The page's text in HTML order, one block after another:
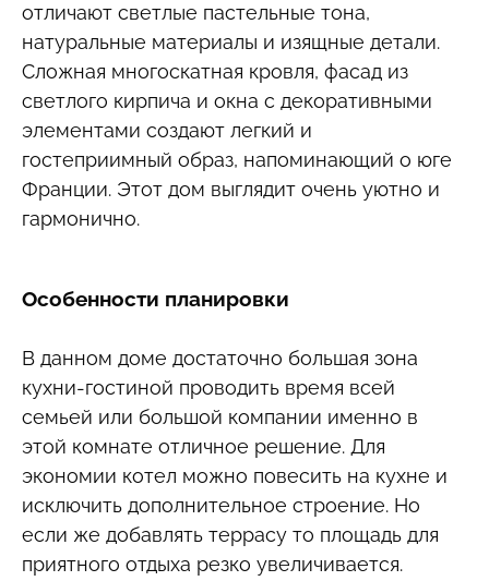
отличают светлые пастельные тона,
натуральные материалы и изящные детали.
Сложная многоскатная кровля, фасад из
светлого кирпича и окна с декоративными
элементами создают легкий и
гостеприимный образ, напоминающий о юге
Франции. Этот дом выглядит очень уютно и
гармонично.
Особенности планировки
В данном доме достаточно большая зона
кухни-гостиной проводить время всей
семьей или большой компании именно в
этой комнате отличное решение. Для
экономии котел можно повесить на кухне и
исключить дополнительное строение. Но
если же добавлять террасу то площадь для
приятного отдыха резко увеличивается.